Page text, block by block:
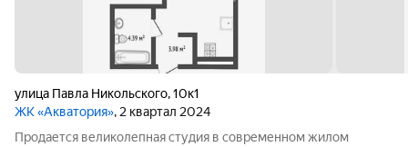
улица Павла Никольского,10к1
ЖК «Акватория», 2 квартал 2024
Продается великолепная студия в современном жилом